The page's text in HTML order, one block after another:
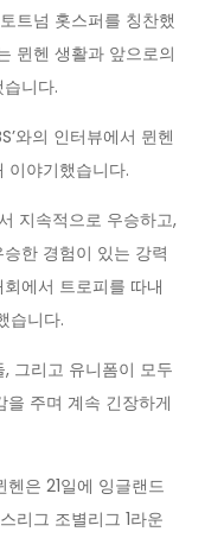
트넘 홋스퍼를 칭찬했
뮌헨 생활과 앞으로의
니다.
와의 인터뷰에서 뮌헨
이야기했습니다.
지속적으로 우승하고,
한 경험이 있는 강력
에서 트로피를 따내
습니다.
그리고 유니폼이 모두
주며 계속 긴장하게
은 21일에 잉글랜드
리그 조별리그 1라운